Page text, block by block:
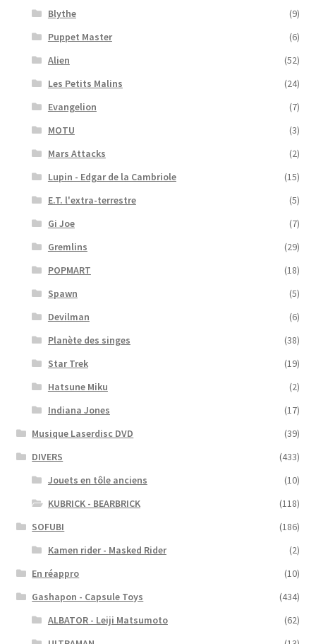
Blythe
(9)
Puppet Master
(6)
Alien
(52)
Les Petits Malins
(24)
Evangelion
(7)
MOTU
(3)
Mars Attacks
(2)
Lupin - Edgar de la Cambriole
(15)
E.T. l'extra-terrestre
(5)
Gi Joe
(7)
Gremlins
(29)
POPMART
(18)
Spawn
(5)
Devilman
(6)
Planète des singes
(38)
Star Trek
(19)
Hatsune Miku
(2)
Indiana Jones
(17)
Musique Laserdisc DVD
(39)
DIVERS
(433)
Jouets en tôle anciens
(10)
KUBRICK - BEARBRICK
(118)
SOFUBI
(186)
Kamen rider - Masked Rider
(2)
En réappro
(10)
Gashapon - Capsule Toys
(434)
ALBATOR - Leiji Matsumoto
(62)